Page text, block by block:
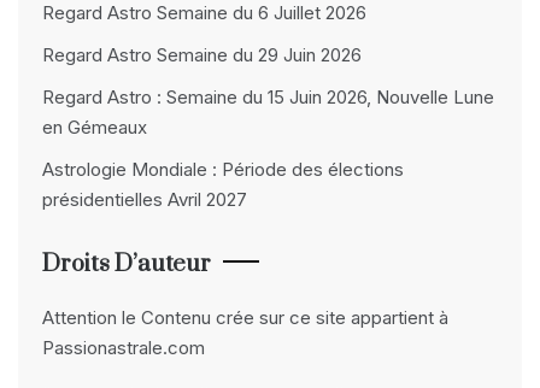
Regard Astro Semaine du 6 Juillet 2026
Regard Astro Semaine du 29 Juin 2026
Regard Astro : Semaine du 15 Juin 2026, Nouvelle Lune
en Gémeaux
Astrologie Mondiale : Période des élections
présidentielles Avril 2027
Droits D’auteur
Attention le Contenu crée sur ce site appartient à
Passionastrale.com